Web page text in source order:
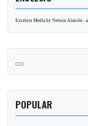
Excelsio Media by Nelson Alarcón -
POPULAR